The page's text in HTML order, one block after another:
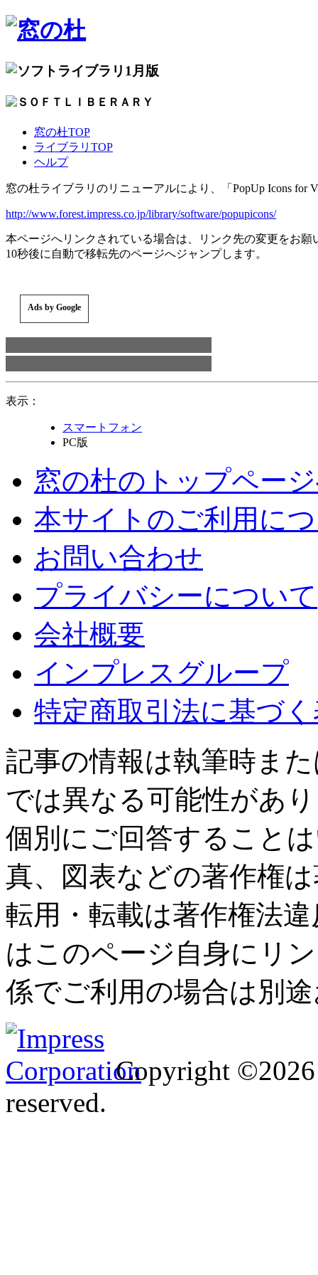
1月版
窓の杜TOP
ライブラリTOP
ヘルプ
窓の杜ライブラリのリニューアルにより、「PopUp Icons for
http://www.forest.impress.co.jp/library/software/popupicons/
本ページへリンクされている場合は、リンク先の変更をお願
10秒後に自動で移転先のページへジャンプします。
Ads by Google
表示：
スマートフォン
PC版
窓の杜のトップペー
本サイトのご利用に
お問い合わせ
プライバシーについて
会社概要
インプレスグループ
特定商取引法に基づ
記事の情報は執筆時ま
では異なる可能性があ
個別にご回答すること
真、図表などの著作権
転用・転載は著作権法
はこのページ自身にリ
係でご利用の場合は別
Copyright
reserved.